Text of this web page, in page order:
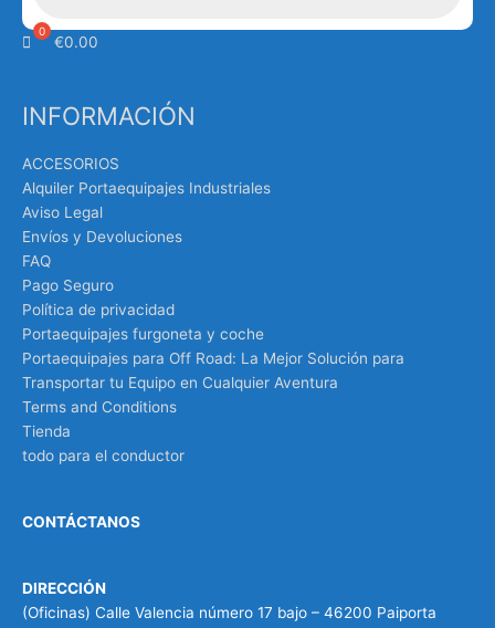
€0.00
INFORMACIÓN
ACCESORIOS
Alquiler Portaequipajes Industriales
Aviso Legal
Envíos y Devoluciones
FAQ
Pago Seguro
Política de privacidad
Portaequipajes furgoneta y coche
Portaequipajes para Off Road: La Mejor Solución para
Transportar tu Equipo en Cualquier Aventura
Terms and Conditions
Tienda
todo para el conductor
CONTÁCTANOS
DIRECCIÓN
(Oficinas) Calle Valencia número 17 bajo – 46200 Paiporta